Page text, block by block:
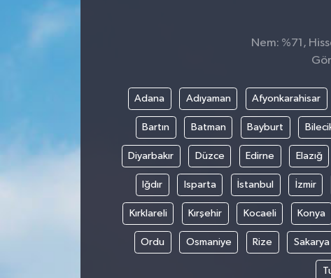
Nem: %71,
Adana Adıyaman Afyonkarahisar
Bartın Batman Bayburt
Diyarbakır Düzce Edirne Elazığ
Iğdır Isparta İstanbul İzmir
Kırklareli Kırşehir Kocaeli Konya
Ordu Osmaniye Rize Sakarya